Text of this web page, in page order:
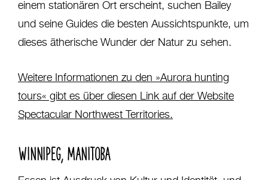
einem stationären Ort erscheint, suchen Bailey
und seine Guides die besten Aussichtspunkte, um
dieses ätherische Wunder der Natur zu sehen.
Weitere Informationen zu den »Aurora hunting
tours« gibt es über diesen Link auf der Website
Spectacular Northwest Territories.
WINNIPEG, MANITOBA